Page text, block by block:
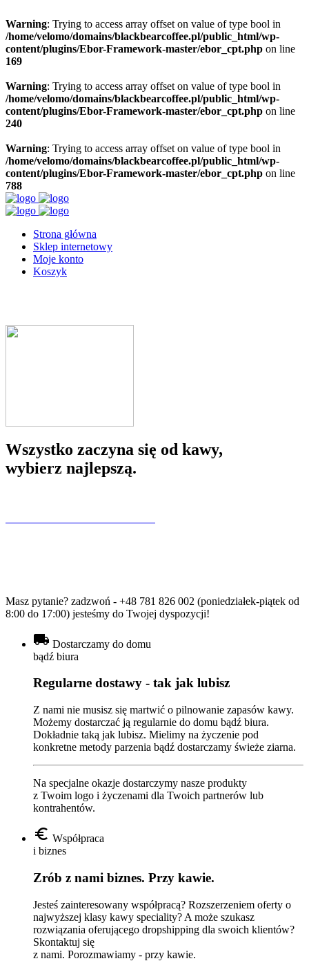
Warning: Trying to access array offset on value of type bool in
/home/velomo/domains/blackbearcoffee.pl/public_html/wp-
content/plugins/Ebor-Framework-master/ebor_cpt.php on line
169
Warning: Trying to access array offset on value of type bool in
/home/velomo/domains/blackbearcoffee.pl/public_html/wp-
content/plugins/Ebor-Framework-master/ebor_cpt.php on line
240
Warning: Trying to access array offset on value of type bool in
/home/velomo/domains/blackbearcoffee.pl/public_html/wp-
content/plugins/Ebor-Framework-master/ebor_cpt.php on line
788
Strona główna
Sklep internetowy
Moje konto
Koszyk
Wszystko zaczyna się od kawy,
wybierz najlepszą.
Masz pytanie? zadzwoń - +48 781 826 002 (poniedziałek-piątek od
8:00 do 17:00) jesteśmy do Twojej dyspozycji!
local_shipping Dostarczamy do domu
bądź biura
Regularne dostawy - tak jak lubisz
Z nami nie musisz się martwić o pilnowanie zapasów kawy.
Możemy dostarczać ją regularnie do domu bądź biura.
Dokładnie taką jak lubisz. Mielimy na życzenie pod
konkretne metody parzenia bądź dostarczamy świeże ziarna.
Na specjalne okazje dostarczymy nasze produkty
z Twoim logo i życzenami dla Twoich partnerów lub
kontrahentów.
euro_symbol Współpraca
i biznes
Zrób z nami biznes. Przy kawie.
Jesteś zainteresowany współpracą? Rozszerzeniem oferty o
najwyższej klasy kawy speciality? A może szukasz
rozwiązania oferującego dropshipping dla swoich klientów?
Skontaktuj się
z nami. Porozmawiamy - przy kawie.